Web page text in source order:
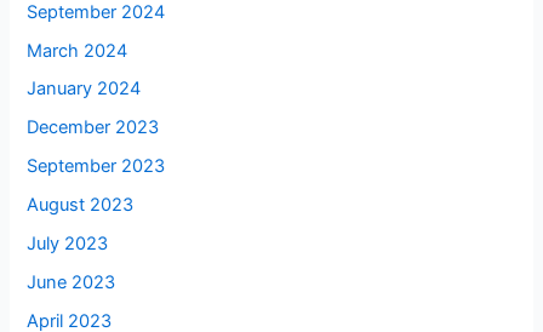
September 2024
March 2024
January 2024
December 2023
September 2023
August 2023
July 2023
June 2023
April 2023